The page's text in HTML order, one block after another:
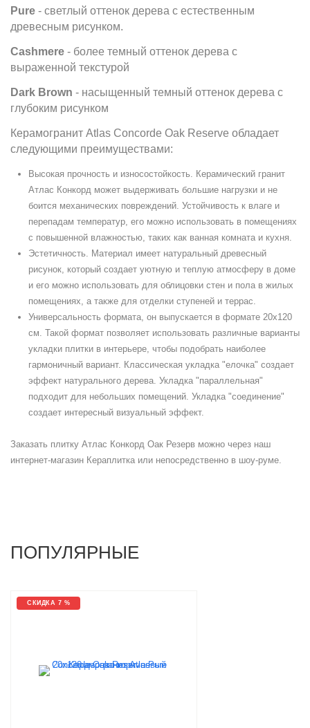
Pure - светлый оттенок дерева с естественным
древесным рисунком.
Cashmere - более темный оттенок дерева с
выраженной текстурой
Dark Brown - насыщенный темный оттенок дерева с
глубоким рисунком
Керамогранит Atlas Concorde Oak Reserve обладает
следующими преимуществами:
Высокая прочность и износостойкость. Керамический гранит
Атлас Конкорд может выдерживать большие нагрузки и не
боится механических повреждений. Устойчивость к влаге и
перепадам температур, его можно использовать в помещениях
с повышенной влажностью, таких как ванная комната и кухня.
Эстетичность. Материал имеет натуральный древесный
рисунок, который создает уютную и теплую атмосферу в доме
и его можно использовать для облицовки стен и пола в жилых
помещениях, а также для отделки ступеней и террас.
Универсальность формата, он выпускается в формате 20х120
см. Такой формат позволяет использовать различные варианты
укладки плитки в интерьере, чтобы подобрать наиболее
гармоничный вариант. Классическая укладка "елочка" создает
эффект натурального дерева. Укладка "параллельная"
подходит для небольших помещений. Укладка "соединение"
создает интересный визуальный эффект.
Заказать плитку Атлас Конкорд Оак Резерв можно через наш
интернет-магазин Кераплитка или непосредственно в шоу-руме.
ПОПУЛЯРНЫЕ
СКИДКА 7 %